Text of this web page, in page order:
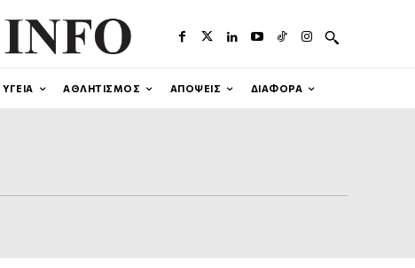
ΥΓΕΙΑ ΑΘΛΗΤΙΣΜΟΣ ΑΠΟΨΕΙΣ ΔΙΑΦΟΡΑ